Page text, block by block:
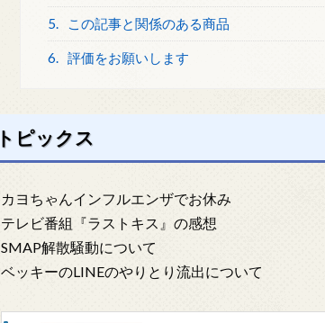
5. この記事と関係のある商品
6. 評価をお願いします
トピックス
カヨちゃんインフルエンザでお休み
テレビ番組『ラストキス』の感想
SMAP解散騒動について
ベッキーのLINEのやりとり流出について